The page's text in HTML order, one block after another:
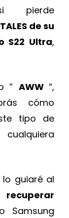
pierde
de su
S22 Ultra,
” AWW “,
cómo
tipo de
guiaré al
recuperar
Samsung